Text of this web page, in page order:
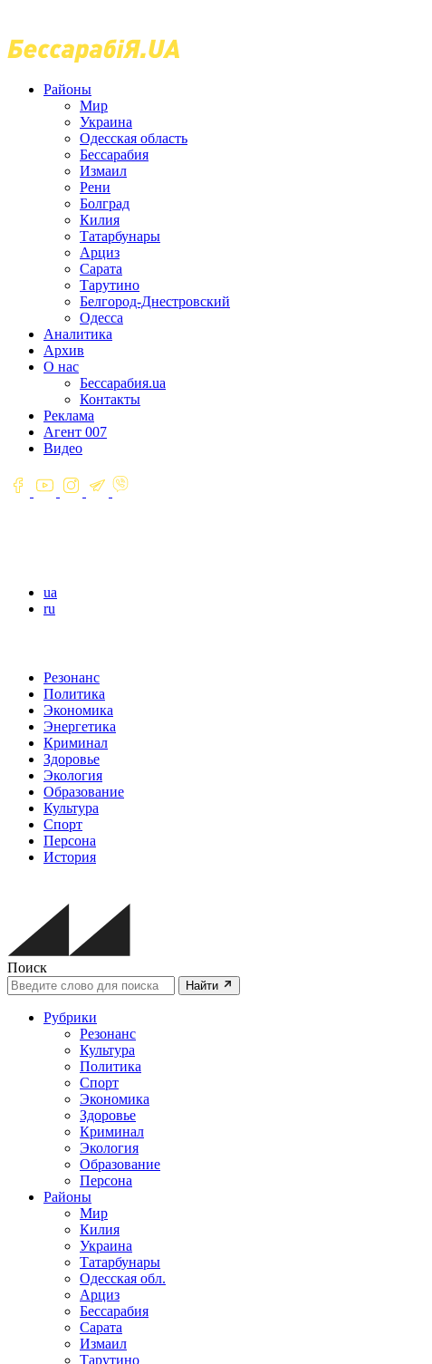
Районы
Мир
Украина
Одесская область
Бессарабия
Измаил
Рени
Болград
Килия
Татарбунары
Арциз
Сарата
Тарутино
Белгород-Днестровский
Одесса
Аналитика
Архив
О нас
Бессарабия.ua
Контакты
Реклама
Агент 007
Видео
ua
ru
Резонанс
Политика
Экономика
Энергетика
Криминал
Здоровье
Экология
Образование
Культура
Спорт
Персона
История
Поиск
Найти
Рубрики
Резонанс
Культура
Политика
Спорт
Экономика
Здоровье
Криминал
Экология
Образование
Персона
Районы
Мир
Килия
Украина
Татарбунары
Одесская обл.
Арциз
Бессарабия
Сарата
Измаил
Тарутино